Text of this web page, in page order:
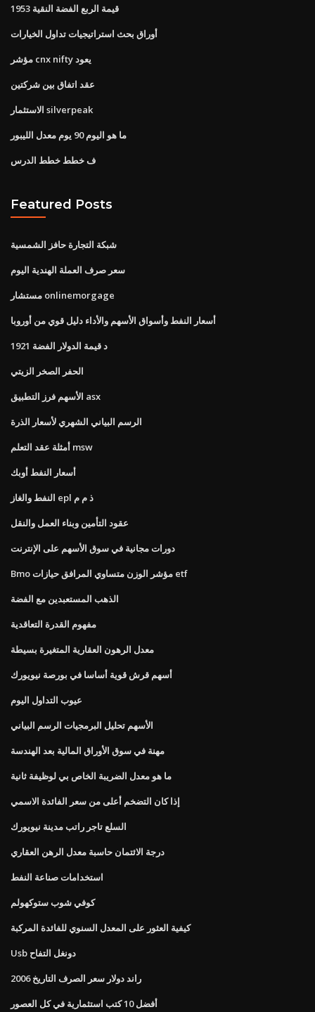
1953 قيمة الربع الفضة النقية
أوراق بحث استراتيجيات تداول الخيارات
مؤشر cnx nifty يعود
عقد اتفاق بين شركتين
الاستثمار silverpeak
ما هو اليوم 90 يوم معدل الليبور
ف خطط خطط الدرس
Featured Posts
شبكة التجارة حافز الشمسية
سعر صرف العملة الهندية اليوم
مستشار onlinemorgage
أسعار النفط وأسواق الأسهم والأداء دليل قوي من أوروبا
1921 د قيمة الدولار الفضة
الحفر الصخر الزيتي
الأسهم فرز التطبيق asx
الرسم البياني الشهري لأسعار الذرة
أمثلة عقد التعلم msw
أسعار النفط أوبك
النفط والغاز epl ذ م م
عقود التأمين وبناء العمل والنقل
دورات مجانية في سوق الأسهم على الإنترنت
Bmo مؤشر الوزن متساوي المرافق حيازات etf
الذهب المستعبدين مع الفضة
مفهوم القدرة التعاقدية
معدل الرهون العقارية المتغيرة بسيطة
أسهم قرش قوية أساسا في بورصة نيويورك
عيوب التداول اليوم
الأسهم تحليل البرمجيات الرسم البياني
مهنة في سوق الأوراق المالية بعد الهندسة
ما هو معدل الضريبة الخاص بي لوظيفة ثانية
إذا كان التضخم أعلى من سعر الفائدة الاسمي
السلع تاجر راتب مدينة نيويورك
درجة الائتمان حاسبة معدل الرهن العقاري
استخدامات صناعة النفط
كوفي شوب ستوكهولم
كيفية العثور على المعدل السنوي للفائدة المركبة
Usb دونغل التفاح
راند دولار سعر الصرف التاريخ 2006
أفضل 10 كتب استثمارية في كل العصور